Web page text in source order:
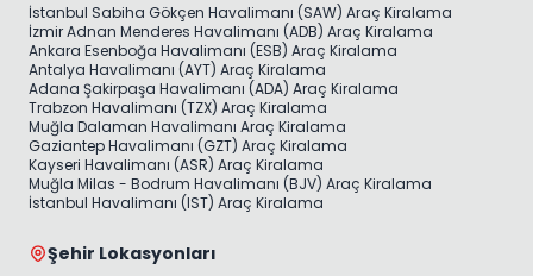
İstanbul Sabiha Gökçen Havalimanı (SAW) Araç Kiralama
İzmir Adnan Menderes Havalimanı (ADB) Araç Kiralama
Ankara Esenboğa Havalimanı (ESB) Araç Kiralama
Antalya Havalimanı (AYT) Araç Kiralama
Adana Şakirpaşa Havalimanı (ADA) Araç Kiralama
Trabzon Havalimanı (TZX) Araç Kiralama
Muğla Dalaman Havalimanı Araç Kiralama
Gaziantep Havalimanı (GZT) Araç Kiralama
Kayseri Havalimanı (ASR) Araç Kiralama
Muğla Milas - Bodrum Havalimanı (BJV) Araç Kiralama
İstanbul Havalimanı (IST) Araç Kiralama
Şehir Lokasyonları